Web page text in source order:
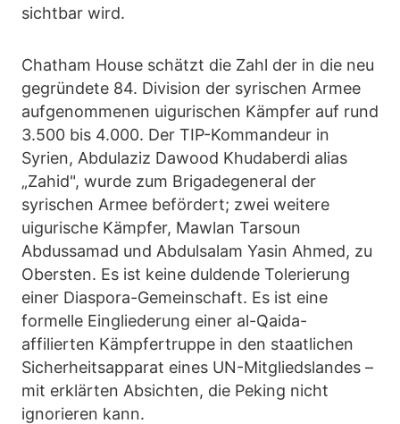
sichtbar wird.
Chatham House schätzt die Zahl der in die neu
gegründete 84. Division der syrischen Armee
aufgenommenen uigurischen Kämpfer auf rund
3.500 bis 4.000. Der TIP-Kommandeur in
Syrien, Abdulaziz Dawood Khudaberdi alias
„Zahid", wurde zum Brigadegeneral der
syrischen Armee befördert; zwei weitere
uigurische Kämpfer, Mawlan Tarsoun
Abdussamad und Abdulsalam Yasin Ahmed, zu
Obersten. Es ist keine duldende Tolerierung
einer Diaspora-Gemeinschaft. Es ist eine
formelle Eingliederung einer al-Qaida-
affilierten Kämpfertruppe in den staatlichen
Sicherheitsapparat eines UN-Mitgliedslandes –
mit erklärten Absichten, die Peking nicht
ignorieren kann.